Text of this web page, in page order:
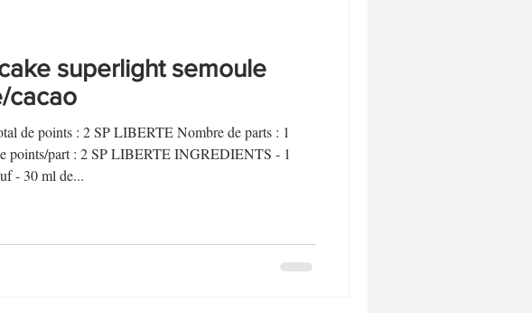
superlight semoule
cacao
de points : 2 SP LIBERTE Nombre de parts : 1
points/part : 2 SP LIBERTE INGREDIENTS - 1
- 30 ml de...